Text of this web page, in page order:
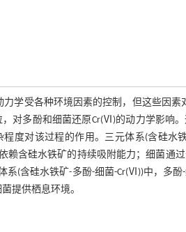
学受各种环境因素的控制，但这些因素
对多酚和细菌还原Cr(Ⅵ)的动力学影响
度对该过程的作用。三元体系(含硅水
赖含硅水铁矿的持续吸附能力；细菌通
系(含硅水铁矿-多酚-细菌-Cr(Ⅵ))中，多酚
提供栖息环境。